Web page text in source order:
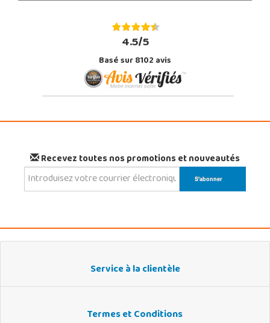
4.5/5
Basé sur 8102 avis
Recevez toutes nos promotions et nouveautés
Service à la clientèle
Termes et Conditions